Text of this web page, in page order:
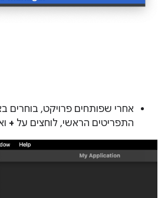
אחרי שפותחים פרויקט, בוחרים
התפריטים הראשי, לוחצים על +